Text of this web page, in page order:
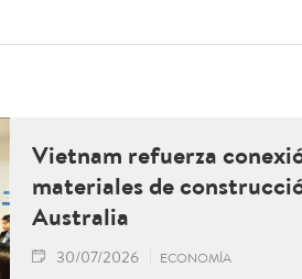
Vietnam refuerza
materiales de
Australia
30/07/2026 ECONOMÍA